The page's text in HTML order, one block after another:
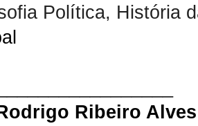
Política, História
Ribeiro